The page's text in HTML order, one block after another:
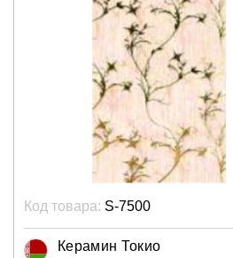
Код товара: S-7500
Керамин Токио